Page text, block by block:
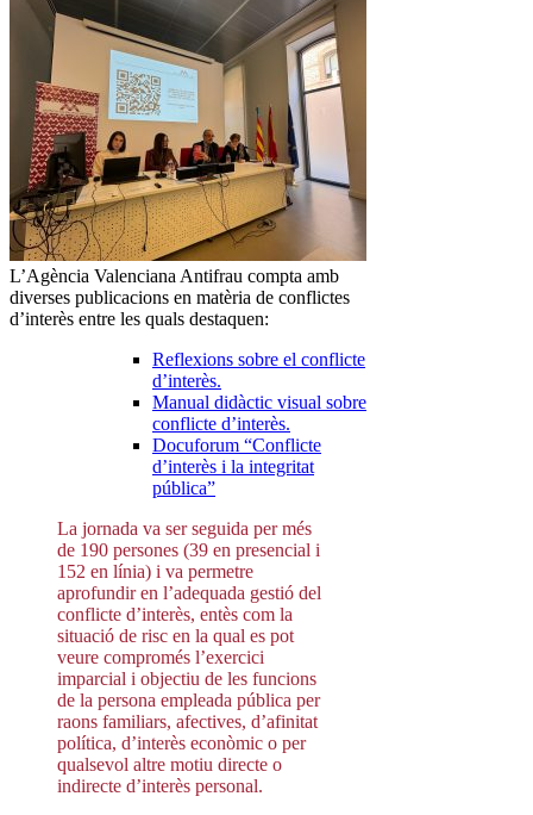
L’Agència Valenciana Antifrau compta amb
diverses publicacions en matèria de conflictes
d’interès entre les quals destaquen:
Reflexions sobre el conflicte
d’interès.
Manual didàctic visual sobre
conflicte d’interès.
Docuforum “Conflicte
d’interès i la integritat
pública”
La jornada va ser seguida per més
de 190 persones (39 en presencial i
152 en línia) i va permetre
aprofundir en l’adequada gestió del
conflicte d’interès, entès com la
situació de risc en la qual es pot
veure compromés l’exercici
imparcial i objectiu de les funcions
de la persona empleada pública per
raons familiars, afectives, d’afinitat
política, d’interès econòmic o per
qualsevol altre motiu directe o
indirecte d’interès personal.